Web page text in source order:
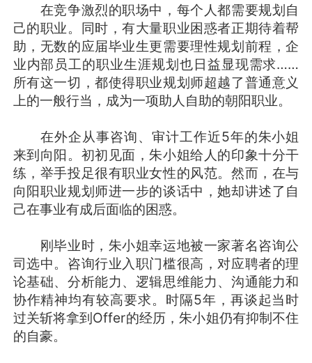
在竞争激烈的职场中，每个人都需要规划自
己的职业。同时，有大量职业困惑者正期待着帮
助，无数的应届毕业生更需要理性规划前程，企
业内部员工的职业生涯规划也日益显现需求……
所有这一切，都使得职业规划师超越了普通意义
上的一般行当，成为一项助人自助的朝阳职业。
在外企从事咨询、审计工作近5年的朱小姐
来到向阳。初初见面，朱小姐给人的印象十分干
练，举手投足很有职业女性的风范。然而，在与
向阳职业规划师进一步的谈话中，她却讲述了自
己在事业有成后面临的困惑。
刚毕业时，朱小姐幸运地被一家著名咨询公
司选中。咨询行业入职门槛很高，对应聘者的理
论基础、分析能力、逻辑思维能力、沟通能力和
协作精神均有较高要求。时隔5年，再谈起当时
过关斩将拿到Offer的经历，朱小姐仍有抑制不住
的自豪。